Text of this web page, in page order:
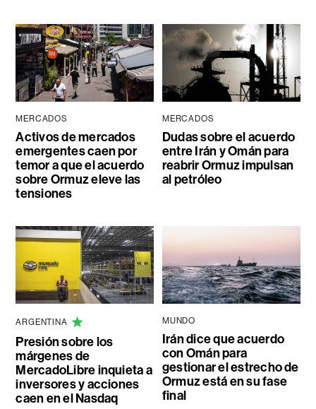
MERCADOS
Activos de mercados
emergentes caen por
temor a que el acuerdo
sobre Ormuz eleve las
tensiones
MERCADOS
Dudas sobre el acuerdo
entre Irán y Omán para
reabrir Ormuz impulsan
al petróleo
ARGENTINA
Presión sobre los
márgenes de
MercadoLibre inquieta a
inversores y acciones
caen en el Nasdaq
MUNDO
Irán dice que acuerdo
con Omán para
gestionar el estrecho de
Ormuz está en su fase
final